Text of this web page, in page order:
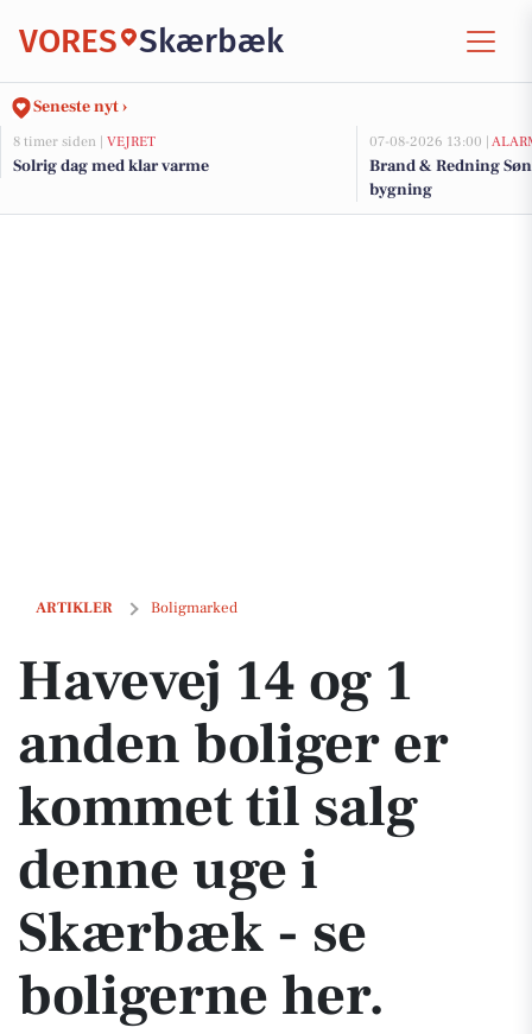
VORES Skærbæk
Seneste nyt ›
8 timer siden | VEJRET
Solrig dag med klar varme
07-08-2026 13:00 |
Brand & Redning
bygning
ARTIKLER Boligmarked
Havevej 14 og 1 anden boliger er kommet til salg denne uge i
Havevej 14 og 1
anden boliger er
kommet til salg
denne uge i
Skærbæk - se
boligerne her.